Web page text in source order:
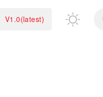
V1.0(latest)